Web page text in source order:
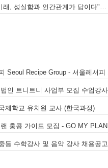
제학교 유치원 교사 (한국과정)
홍콩 가이드 모집 - GO MY PLAN
등 수학강사 및 음악 강사 채용공고